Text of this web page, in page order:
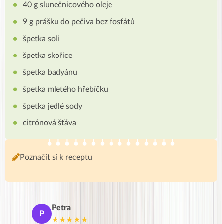
40 g slunečnicového oleje
9 g prášku do pečiva bez fosfátů
špetka soli
špetka skořice
špetka badyánu
špetka mletého hřebíčku
špetka jedlé sody
citrónová šťáva
Poznačit si k receptu
P
Petra
★★★★★